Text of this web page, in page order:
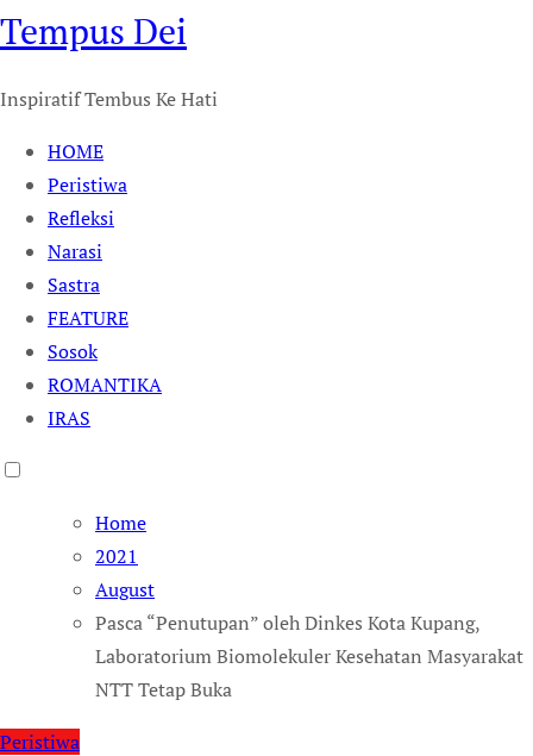
Tempus Dei
Inspiratif Tembus Ke Hati
HOME
Peristiwa
Refleksi
Narasi
Sastra
FEATURE
Sosok
ROMANTIKA
IRAS
Home
2021
August
Pasca “Penutupan” oleh Dinkes Kota Kupang,
Laboratorium Biomolekuler Kesehatan Masyarakat
NTT Tetap Buka
Peristiwa